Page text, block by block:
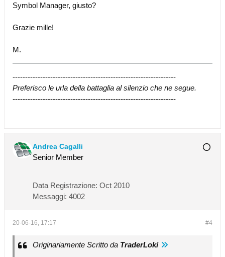
Symbol Manager, giusto?
Grazie mille!
M.
-----------------------------------------------------------------
Preferisco le urla della battaglia al silenzio che ne segue.
-----------------------------------------------------------------
Andrea Cagalli
Senior Member
Data Registrazione: Oct 2010
Messaggi: 4002
#4
20-06-16, 17:17
Originariamente Scritto da TraderLoki